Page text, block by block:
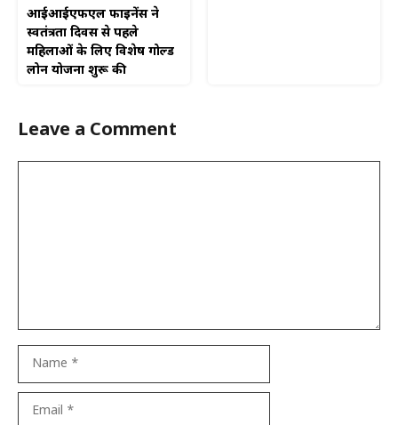
आईआईएफएल फाइनेंस ने
स्वतंत्रता दिवस से पहले
महिलाओं के लिए विशेष गोल्ड
लोन योजना शुरू की
Leave a Comment